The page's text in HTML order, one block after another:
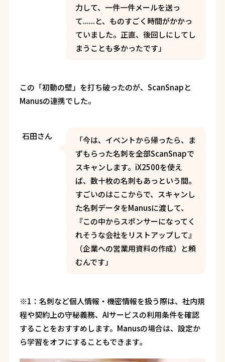
力して、一件一件メールを送っ
て......と、ものすごく時間がかかっ
ていました。正直、後回しにしてし
まうことも多かったです」
この「初動の壁」を打ち破ったのが、ScanSnapと
Manusの連携でした。
石田さん
「今は、イベントから帰ったら、ま
ずもらった名刺を全部ScanSnapで
スキャンします。iX2500を使え
ば、数十枚の名刺もあっという間。
すごいのはここからで、スキャンし
た名刺データをManusに渡して、
『この中からスポンサーになってく
れそうな会社をリストアップして』
（企業への営業用資料の作成）と頼
むんです」
※1：名刺など個人情報・機密情報を扱う際は、社内規
程や契約上の守秘義務、AIサービスの利用条件を確認
することをおすすめします。Manusの場合は、設定か
ら学習をオフにすることもできます。